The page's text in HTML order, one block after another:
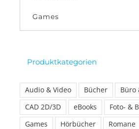
Games
Produktkategorien
Audio & Video Bücher
Büro
CAD 2D/3D
eBooks
Foto- &
Games
Hörbücher Romane